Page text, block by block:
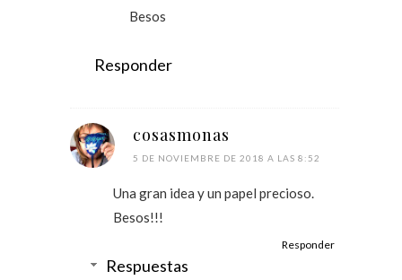
Besos
Responder
cosasmonas
5 DE NOVIEMBRE DE 2018 A LAS 8:52
Una gran idea y un papel precioso.
Besos!!!
Responder
Respuestas